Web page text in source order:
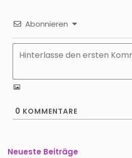
Abonnieren
0 KOMMENTARE
Neueste Beiträge